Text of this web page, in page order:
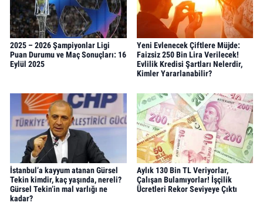
2025 – 2026 Şampiyonlar Ligi
Puan Durumu ve Maç Sonuçları: 16
Eylül 2025
Yeni Evlenecek Çiftlere Müjde:
Faizsiz 250 Bin Lira Verilecek!
Evlilik Kredisi Şartları Nelerdir,
Kimler Yararlanabilir?
İstanbul’a kayyum atanan Gürsel
Tekin kimdir, kaç yaşında, nereli?
Gürsel Tekin’in mal varlığı ne
kadar?
Aylık 130 Bin TL Veriyorlar,
Çalışan Bulamıyorlar! İşçilik
Ücretleri Rekor Seviyeye Çıktı